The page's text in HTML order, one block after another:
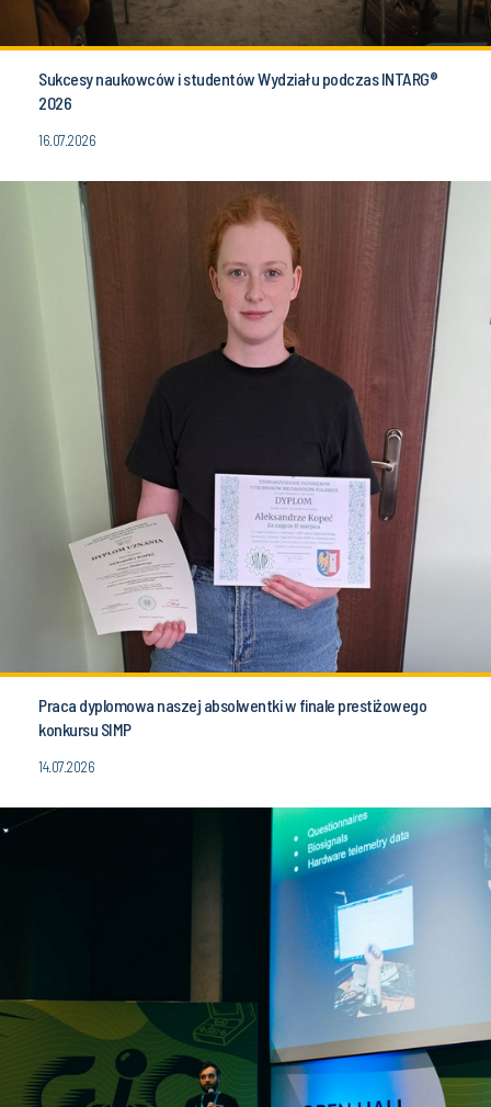
Sukcesy naukowców i studentów Wydziału podczas INTARG®
2026
16.07.2026
Praca dyplomowa naszej absolwentki w finale prestiżowego
konkursu SIMP
14.07.2026